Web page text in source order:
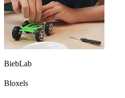
BiebLab
Bloxels